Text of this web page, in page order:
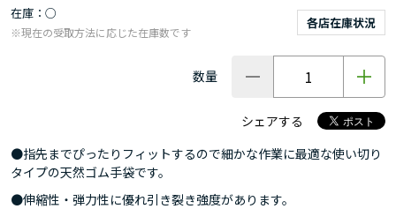
在庫 ○
各店在庫状況
※現在の受取方法に応じた在庫数です
数量
シェアする
●指先までぴったりフィットするので細かな作業に最適な使い切り
タイプの天然ゴム手袋です。
●伸縮性・弾力性に優れ引き裂き強度があります。